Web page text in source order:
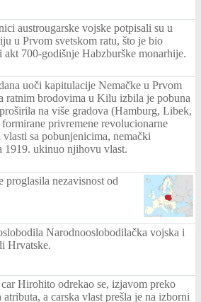
austrougarske vojske potpisali su u
u Prvom svetskom ratu, što je bio
akt 700-godišnje Habzburške monarhije.
uoči kapitulacije Nemačke u Prvom
ratnim brodovima u Kilu izbila je pobuna
na više gradova (Hamburg, Libek,
privremene revolucionarne
sa pobunjenicima, nemački
1919. ukinuo njihovu vlast.
proglasila nezavisnost od
Narodnooslobodilačka vojska i
Hrvatske.
car Hirohito odrekao se, izjavom preko
a carska vlast prešla je na izborni